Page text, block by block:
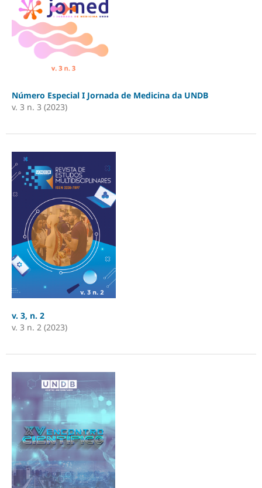
Número Especial I Jornada de Medicina da UNDB
v. 3 n. 3 (2023)
v. 3, n. 2
v. 3 n. 2 (2023)